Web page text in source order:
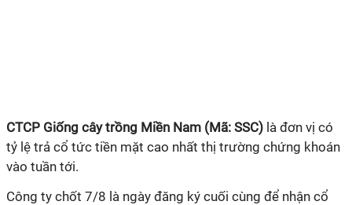
CTCP Giống cây trồng Miền Nam (Mã: SSC) là đơn vị có
tỷ lệ trả cổ tức tiền mặt cao nhất thị trường chứng khoán
vào tuần tới.
Công ty chốt 7/8 là ngày đăng ký cuối cùng để nhận cổ